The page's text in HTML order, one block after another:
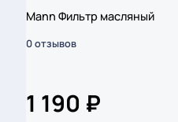
Mann Фильтр масляный
0 отзывов
1 190 ₽